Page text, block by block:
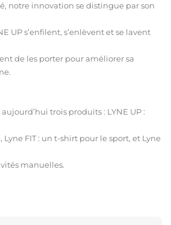
notre innovation se distingue par son
UP s’enfilent, s’enlèvent et se lavent
de les porter pour améliorer sa
trois produits : LYNE UP :
FIT : un t-shirt pour le sport, et Lyne
manuelles.